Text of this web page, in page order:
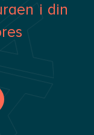
i din